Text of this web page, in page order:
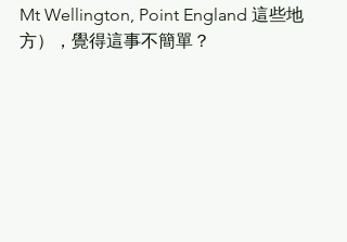
Mt Wellington, Point England 這些地
方），覺得這事不簡單？